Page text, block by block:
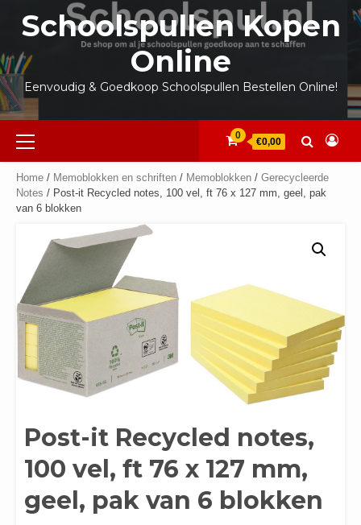
inhoud
Schoolspullen Kopen
Online
Eenvoudig & Goedkoop Schoolspullen Bestellen Online!
Primair
menu
0
€0,00
Home / Memoblokken en schriften / Memoblokken / Gerecycleerde
Notes / Post-it Recycled notes, 100 vel, ft 76 x 127 mm, geel, pak
van 6 blokken
Post-it Recycled notes,
100 vel, ft 76 x 127 mm,
geel, pak van 6 blokken